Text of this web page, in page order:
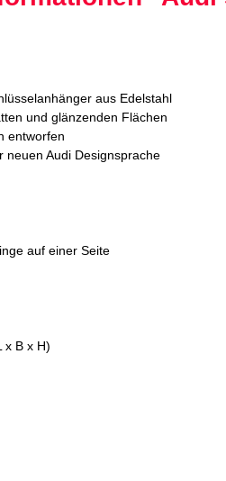
aus Edelstahl
und glänzenden Flächen
entworfen
neuen Audi Designsprache
auf einer Seite
x B x H)